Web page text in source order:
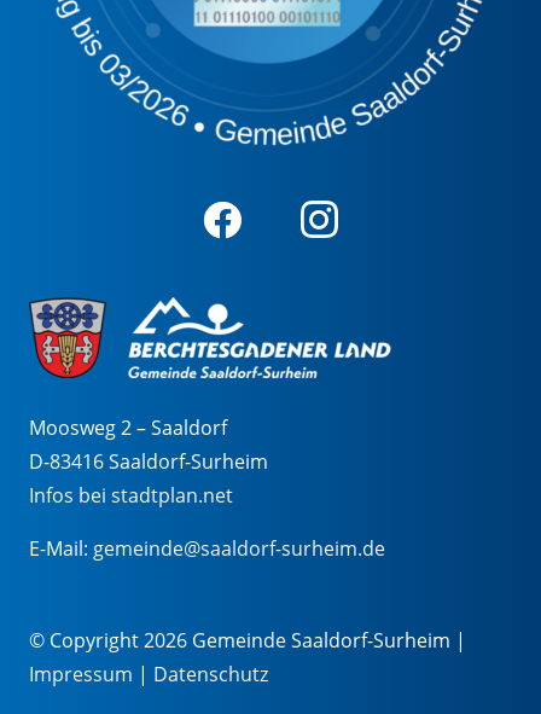
Moosweg 2 – Saaldorf
D-83416 Saaldorf-Surheim
Infos bei stadtplan.net
E-Mail: gemeinde@saaldorf-surheim.de
© Copyright 2026 Gemeinde Saaldorf-Surheim |
Impressum | Datenschutz